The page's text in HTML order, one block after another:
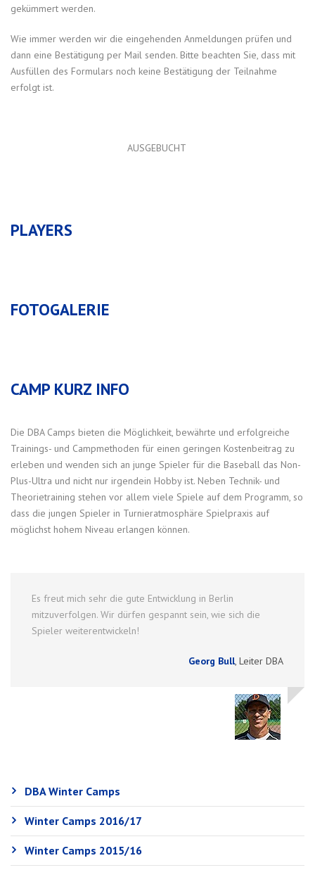
gekümmert werden.
Wie immer werden wir die eingehenden Anmeldungen prüfen und
dann eine Bestätigung per Mail senden. Bitte beachten Sie, dass mit
Ausfüllen des Formulars noch keine Bestätigung der Teilnahme
erfolgt ist.
AUSGEBUCHT
PLAYERS
FOTOGALERIE
CAMP KURZ INFO
Die DBA Camps bieten die Möglichkeit, bewährte und erfolgreiche
Trainings- und Campmethoden für einen geringen Kostenbeitrag zu
erleben und wenden sich an junge Spieler für die Baseball das Non-
Plus-Ultra und nicht nur irgendein Hobby ist. Neben Technik- und
Theorietraining stehen vor allem viele Spiele auf dem Programm, so
dass die jungen Spieler in Turnieratmosphäre Spielpraxis auf
möglichst hohem Niveau erlangen können.
Es freut mich sehr die gute Entwicklung in Berlin
mitzuverfolgen. Wir dürfen gespannt sein, wie sich die
Spieler weiterentwickeln!
Georg Bull, Leiter DBA
DBA Winter Camps
Winter Camps 2016/17
Winter Camps 2015/16